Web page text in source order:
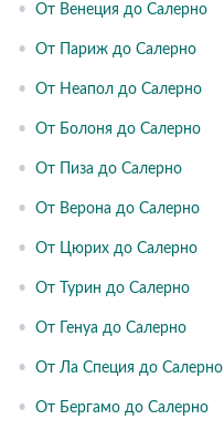
• От Венеция до Салерно
• От Париж до Салерно
• От Неапол до Салерно
• От Болоня до Салерно
• От Пиза до Салерно
• От Верона до Салерно
• От Цюрих до Салерно
• От Турин до Салерно
• От Генуа до Салерно
• От Ла Специя до Салерно
• От Бергамо до Салерно